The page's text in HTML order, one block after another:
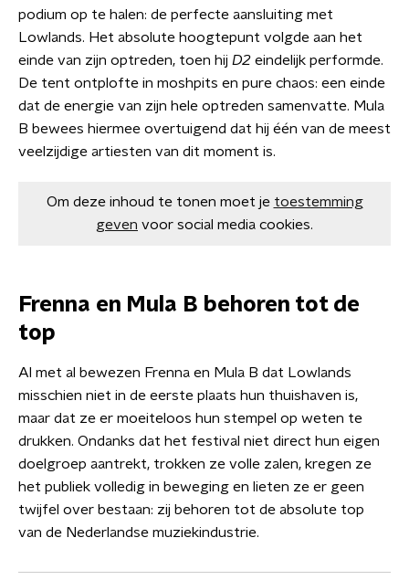
podium op te halen: de perfecte aansluiting met
Lowlands. Het absolute hoogtepunt volgde aan het
einde van zijn optreden, toen hij D2 eindelijk performde.
De tent ontplofte in moshpits en pure chaos: een einde
dat de energie van zijn hele optreden samenvatte. Mula
B bewees hiermee overtuigend dat hij één van de meest
veelzijdige artiesten van dit moment is.
Om deze inhoud te tonen moet je toestemming
geven voor social media cookies.
Frenna en Mula B behoren tot de
top
Al met al bewezen Frenna en Mula B dat Lowlands
misschien niet in de eerste plaats hun thuishaven is,
maar dat ze er moeiteloos hun stempel op weten te
drukken. Ondanks dat het festival niet direct hun eigen
doelgroep aantrekt, trokken ze volle zalen, kregen ze
het publiek volledig in beweging en lieten ze er geen
twijfel over bestaan: zij behoren tot de absolute top
van de Nederlandse muziekindustrie.